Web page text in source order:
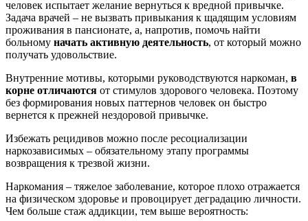
человек испытает желание вернуться к вредной привычке.
Задача врачей – не вызвать привыкания к щадящим условиям
проживания в пансионате, а, напротив, помочь найти
больному начать активную деятельность, от который можно
получать удовольствие.
Внутренние мотивы, которыми руководствуются наркоман, в
корне отличаются от стимулов здорового человека. Поэтому
без формирования новых паттернов человек он быстро
вернется к прежней нездоровой привычке.
Избежать рецидивов можно после ресоциализации
наркозависимых – обязательному этапу программы
возвращения к трезвой жизни.
Наркомания – тяжелое заболевание, которое плохо отражается
на физическом здоровье и провоцирует деградацию личности.
Чем больше стаж аддикции, тем выше вероятность: